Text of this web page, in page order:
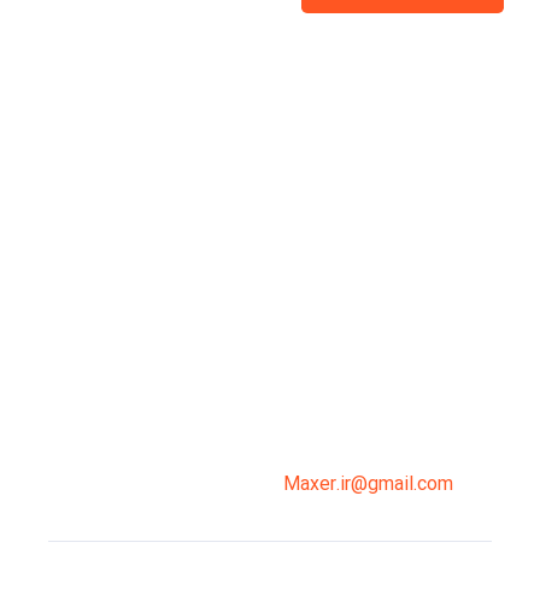
Maxer.ir@gmail.com